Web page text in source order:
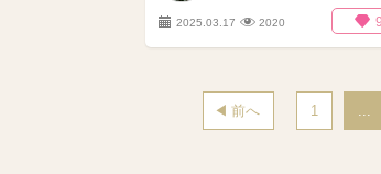
2025.03.17 2020 9
前へ 1 ...